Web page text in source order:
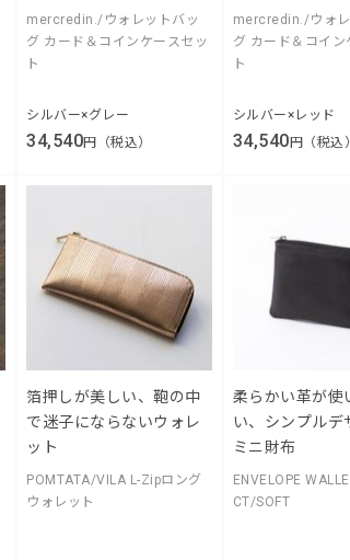
mercredin./ウォレットバッ
グ カード＆コインケースセッ
ト
シルバー×グレー
34,540円（税込）
mercredin./ウォレ
グ カード＆コイン
ト
シルバー×レッド
34,540 円（税込）
箔押しが美しい、鞄の中
で迷子にならないウォレ
ット
POMTATA/VILA L-Zipロング
ウォレット
柔らかい革が使
い、シンプルデ
ミニ財布
ENVELOPE
CT/SOFT